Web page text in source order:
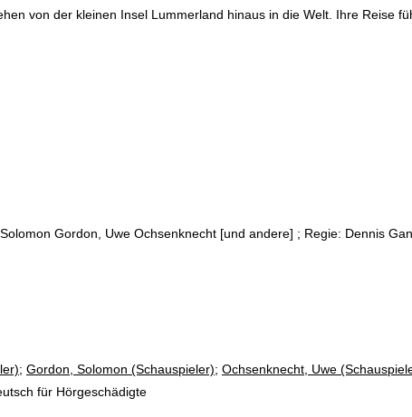
von der kleinen Insel Lummerland hinaus in die Welt. Ihre Reise
Gordon, Uwe Ochsenknecht [und andere] ; Regie: Dennis
; Gordon, Solomon (Schauspieler); Ochsenknecht, Uwe
für Hörgeschädigte